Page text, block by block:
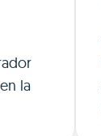
al
que
el
ofrecen.
la